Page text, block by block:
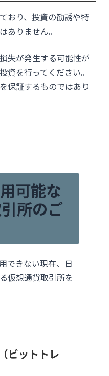
おり、投資の勧誘や特
ありません。
失が発生する可能性が
資を行ってください。
保証するものではあり
可能な
所のご
できない現在、日
仮想通貨取引所を
ビットトレ